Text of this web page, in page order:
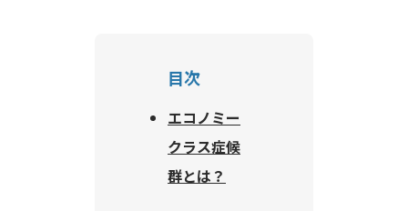
目次
エコノミー
クラス症候
群とは？